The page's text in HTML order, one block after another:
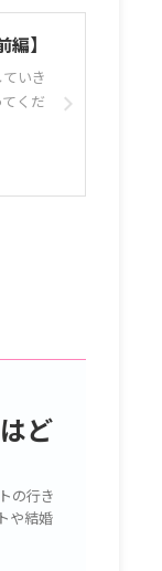
】
いき
くだ
ど
の行き
や結婚